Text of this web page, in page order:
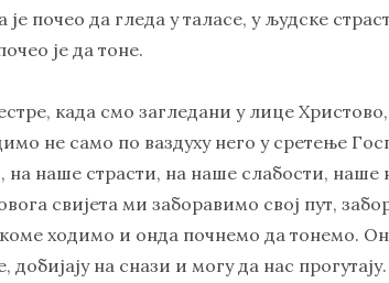
је почео да гледа у таласе, у људске
је да тоне.
када смо загледани у лице
не само по ваздуху него у сретење
на наше страсти, на наше слабости, наше
свијета ми заборавимо свој пут,
ходимо и онда почнемо да тонемо.
добијају на снази и могу да нас